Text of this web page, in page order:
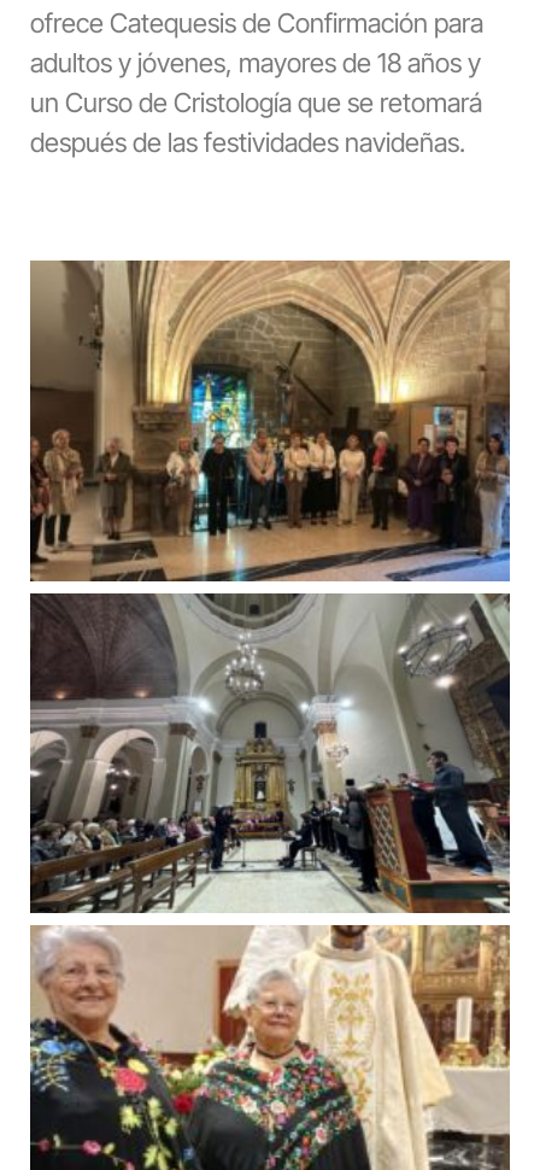
ofrece Catequesis de Confirmación para
adultos y jóvenes, mayores de 18 años y
un Curso de Cristología que se retomará
después de las festividades navideñas.